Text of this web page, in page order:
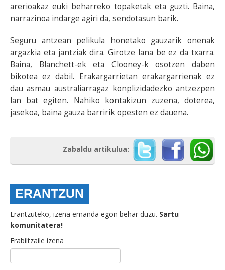
arerioakaz euki beharreko topaketak eta guzti. Baina,
narrazinoa indarge agiri da, sendotasun barik.
Seguru antzean pelikula honetako gauzarik onenak
argazkia eta jantziak dira. Girotze lana be ez da txarra.
Baina, Blanchett-ek eta Clooney-k osotzen daben
bikotea ez dabil. Erakargarrietan erakargarrienak ez
dau asmau australiarragaz konplizidadezko antzezpen
lan bat egiten. Nahiko kontakizun zuzena, doterea,
jasekoa, baina gauza barririk opesten ez dauena.
Zabaldu artikulua:
ERANTZUN
Erantzuteko, izena emanda egon behar duzu. Sartu
komunitatera!
Erabiltzaile izena